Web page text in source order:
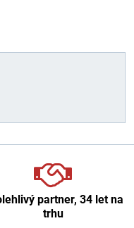
partner, 34 let na
trhu